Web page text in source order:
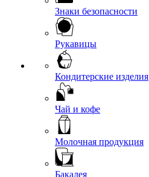
Знаки безопасности
Рукавицы
Кондитерские изделия
Чай и кофе
Молочная продукция
Бакалея